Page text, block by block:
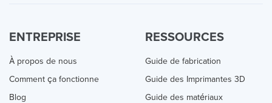
ENTREPRISE
À propos de nous
Comment ça fonctionne
Blog
RESSOURCES
Guide de fabrication
Guide des Imprimantes 3D
Guide des matériaux